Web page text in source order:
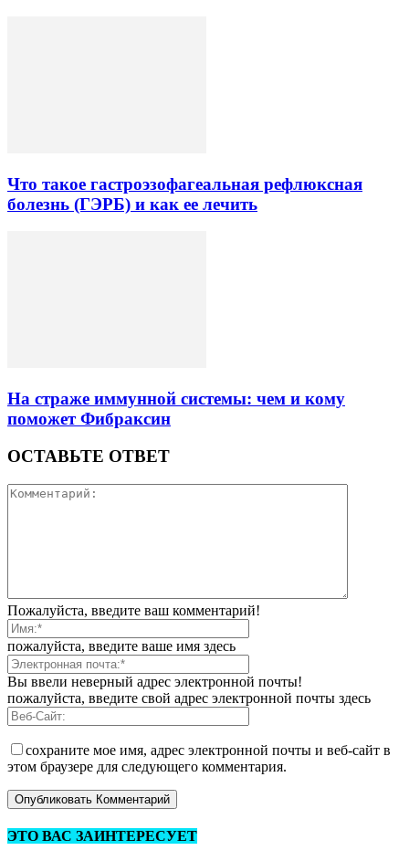
Что такое гастроэзофагеальная рефлюксная
болезнь (ГЭРБ) и как ее лечить
На страже иммунной системы: чем и кому
поможет Фибраксин
ОСТАВЬТЕ ОТВЕТ
Пожалуйста, введите ваш комментарий!
пожалуйста, введите ваше имя здесь
Вы ввели неверный адрес электронной почты!
пожалуйста, введите свой адрес электронной почты здесь
сохраните мое имя, адрес электронной почты и веб-сайт в
этом браузере для следующего комментария.
ЭТО ВАС ЗАИНТЕРЕСУЕТ